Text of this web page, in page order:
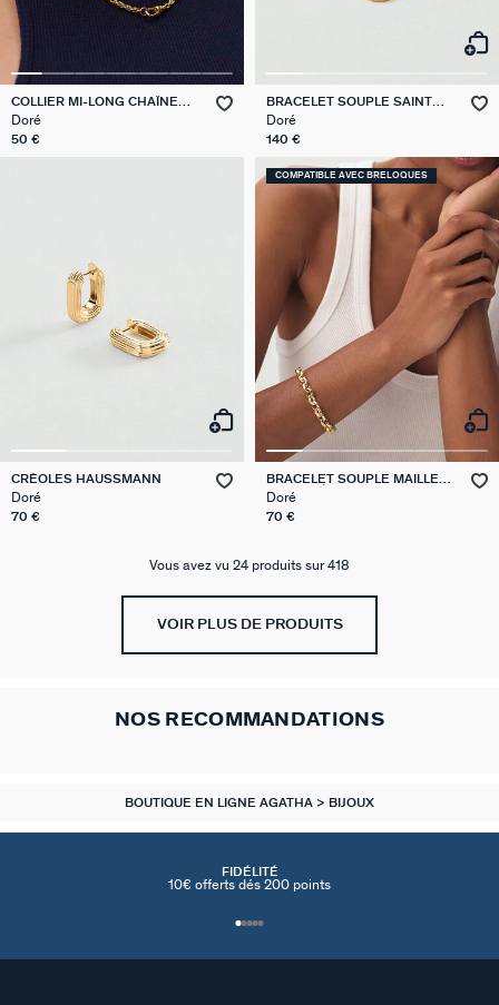
COLLIER MI-LONG CHAÎNE
CORDE
Doré
50 €
BRACELET SOUPLE SAINT
HONORE
Doré
140 €
CRÉOLES HAUSSMANN
Doré
70 €
COMPATIBLE AVEC BRELOQUES
BRACELET SOUPLE MAILLE
MARTELÉE
Doré
70 €
Vous avez vu 24 produits sur 418
VOIR PLUS DE PRODUITS
NOS RECOMMANDATIONS
BOUTIQUE EN LIGNE AGATHA BIJOUX
FIDÉLITÉ
10€ offerts dés 200 points